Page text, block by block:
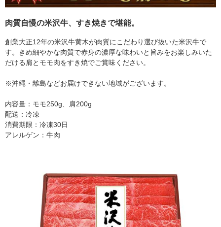
肉質自慢の米沢牛、すき焼きで堪能。
創業大正12年の米沢牛黄木が肉質にこだわり選び抜いた米沢牛で
す。きめ細やかな肉質で赤身の濃厚な味わいと旨みをお楽しみいた
だける肩とモモ肉をすき焼でご賞味ください。
※沖縄・離島などお届けできない地域がございます。
内容量：モモ250g、肩200g
配送：冷凍
消費期限：冷凍30日
アレルゲン：牛肉